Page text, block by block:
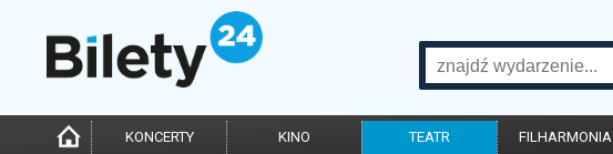
KONCERTY KINO TEATR FILHARMONIA